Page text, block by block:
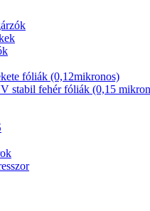
fóliák (0,12mikronos)
stabil fehér fóliák (0,15